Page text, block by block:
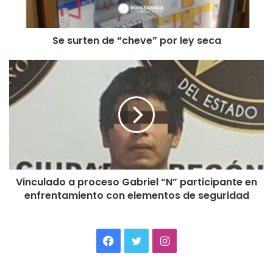
Se surten de “cheve” por ley seca
Vinculado a proceso Gabriel “N” participante en
enfrentamiento con elementos de seguridad
Facebook
TwitterInstagram